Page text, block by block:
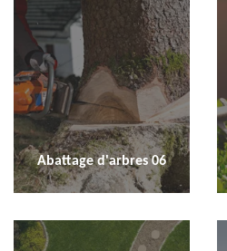
Abattage d'arbres 06